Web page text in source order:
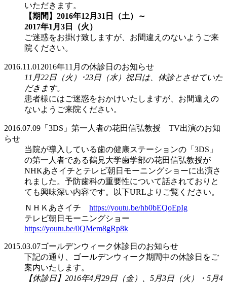
いただきます。
【期間】2016年12月31日（土）～
2017年1月3日（火）
ご迷惑をお掛け致しますが、お間違えのないようご来
院ください。
2016.11.01 2016年11月の休診日のお知らせ
11月22日（火）･23日（水）祝日は、休診とさせていた
だきます。
患者様にはご迷惑をおかけいたしますが、お間違えの
ないようご来院ください。
2016.07.09 「3DS」第一人者の花田信弘教授 TV出演のお知
らせ
当院が導入している歯の健康ステーションの「3DS」
の第一人者である鶴見大学歯学部の花田信弘教授が
NHKあさイチとテレビ朝日モーニングショーに出演さ
れました。予防歯科の重要性について話されておりと
ても興味深い内容です。以下URLよりご覧ください。
ＮＨＫあさイチ https://youtu.be/hb0bEQoEpIg
テレビ朝日モーニングショー
https://youtu.be/0QMem8gRp8k
2015.03.07ゴールデンウィーク休診日のお知らせ
下記の通り、ゴールデンウィーク期間中の休診日をご
案内いたします。
【休診日】2016年4月29日（金）、5月3日（火）・5月4